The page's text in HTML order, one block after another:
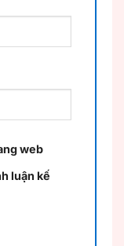
web
luận kế